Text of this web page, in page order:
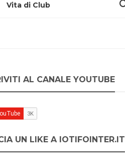
Vita di Club
AL CANALE YOUTUBE
UN LIKE A IOTIFOINTER.IT